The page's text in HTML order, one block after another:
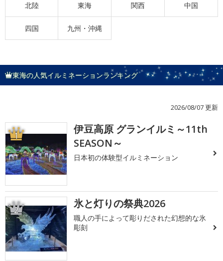
北陸 東海 関西 中国
四国 九州・沖縄
東海の人気イルミネーションランキング
2026/08/07 更新
1
伊豆高原 グランイルミ～11th
SEASON～
日本初の体験型イルミネーション
2 氷と灯りの祭典2026
職人の手によって彫りだされた幻想的な氷
彫刻